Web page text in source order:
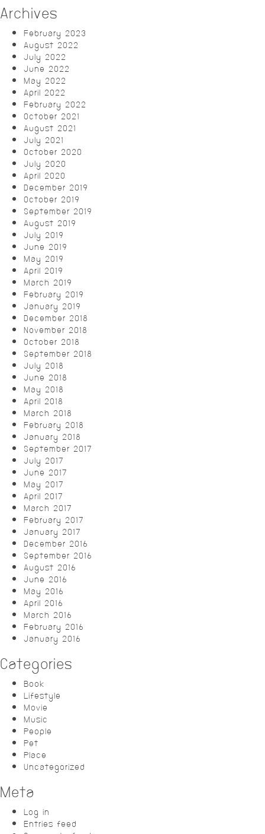
Archives
February 2023
August 2022
July 2022
June 2022
May 2022
April 2022
February 2022
October 2021
August 2021
July 2021
October 2020
July 2020
April 2020
December 2019
October 2019
September 2019
August 2019
July 2019
June 2019
May 2019
April 2019
March 2019
February 2019
January 2019
December 2018
November 2018
October 2018
September 2018
July 2018
June 2018
May 2018
April 2018
March 2018
February 2018
January 2018
September 2017
July 2017
June 2017
May 2017
April 2017
March 2017
February 2017
January 2017
December 2016
September 2016
August 2016
June 2016
May 2016
April 2016
March 2016
February 2016
January 2016
Categories
Book
Lifestyle
Movie
Music
People
Pet
Place
Uncategorized
Meta
Log in
Entries feed